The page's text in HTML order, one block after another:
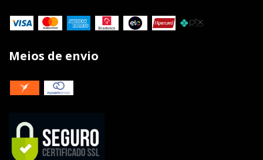
Meios de envio